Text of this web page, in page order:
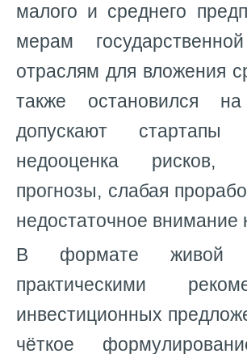
малого и среднего
мерам
отраслям для вложения
также остановился
допускают стартапы
недооценка рисков,
прогнозы, слабая
недостаточное внимание
В формате живой
практическими
инвестиционных
чёткое